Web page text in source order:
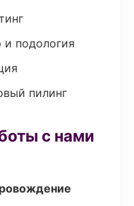
подология
пилинг
с нами